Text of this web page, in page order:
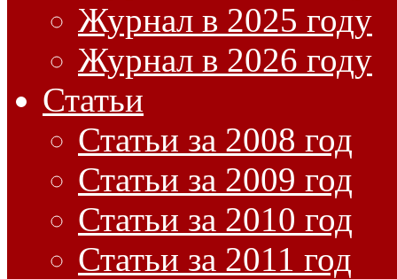
Журнал в 2025 году
Журнал в 2026 году
Статьи
Статьи за 2008 год
Статьи за 2009 год
Статьи за 2010 год
Статьи за 2011 год